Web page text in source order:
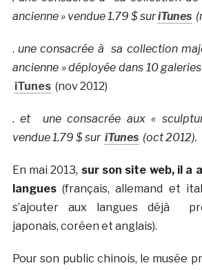
ancienne » vendue 1.79 $ suriTunes
.une consacrée à sa collection
ancienne » déployée dans 10
iTunes(nov 2012)
. et une consacrée aux «
vendue 1.79 $ sur iTunes(oct 2012).
En mai 2013, sur son site web, il a
langues(français, allemand et
s’ajouter aux langues déjà
japonais, coréen et anglais).
Pour son public chinois, le musée